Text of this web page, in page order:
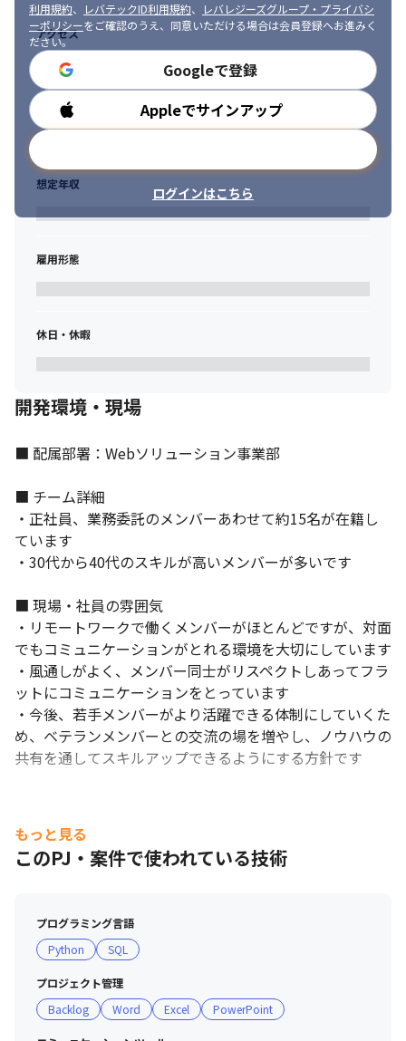
それぞれの強みを活かし活躍しています。
リモートワークを導入しています。
利用規約、 レバテックID利用規約、
レバレジーズグループ・プライバシ
ーポリシーをご確認のうえ、同意いただける場合は会員登録へお進みく
ださい。
Googleで登録
Appleでサインアップ
ログインはこちら
アクセス
勤務時間
想定年収
雇用形態
休日・休暇
開発環境・現場
■ 配属部署：Webソリューション事業部
■ チーム詳細
・正社員、業務委託のメンバーあわせて約15名が在籍し
ています
・30代から40代のスキルが高いメンバーが多いです
■ 現場・社員の雰囲気
・リモートワークで働くメンバーがほとんどですが、対面
でもコミュニケーションがとれる環境を大切にしています
・風通しがよく、メンバー同士がリスペクトしあってフラ
ットにコミュニケーションをとっています
・今後、若手メンバーがより活躍できる体制にしていくた
め、ベテランメンバーとの交流の場を増やし、ノウハウの
共有を通してスキルアップできるようにする方針です
もっと見る
このPJ・案件で使われている技術
プログラミング言語
Python
SQL
プロジェクト管理
Backlog
Word Excel PowerPoint